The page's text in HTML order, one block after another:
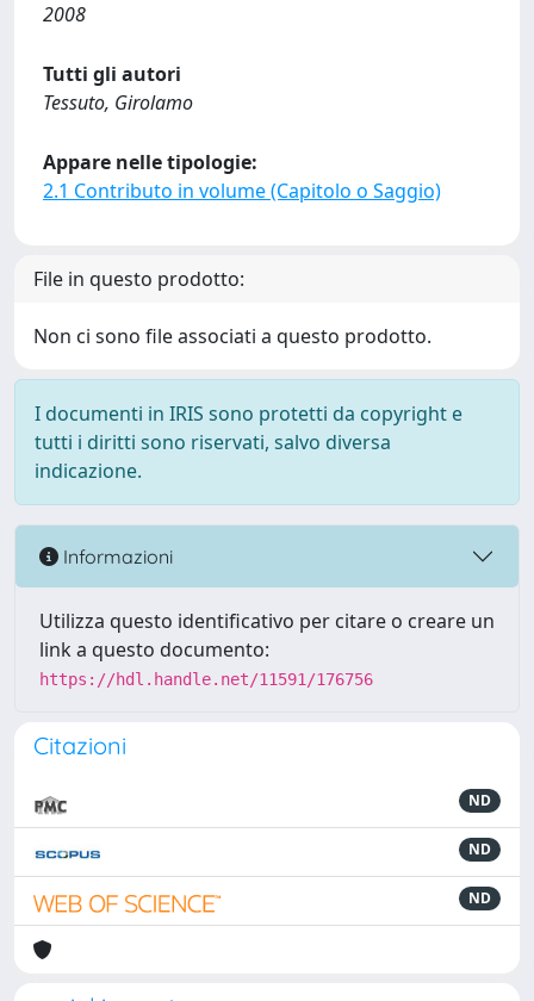
2008
Tutti gli autori
Tessuto, Girolamo
Appare nelle tipologie:
2.1 Contributo in volume (Capitolo o Saggio)
File in questo prodotto:
Non ci sono file associati a questo prodotto.
I documenti in IRIS sono protetti da copyright e
tutti i diritti sono riservati, salvo diversa
indicazione.
Informazioni
Utilizza questo identificativo per citare o creare un
link a questo documento:
https://hdl.handle.net/11591/176756
Citazioni
ND
ND
ND